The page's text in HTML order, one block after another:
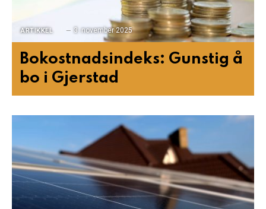
ARTIKKEL 3. november 2025
Bokostnadsindeks: Gunstig å
bo i Gjerstad